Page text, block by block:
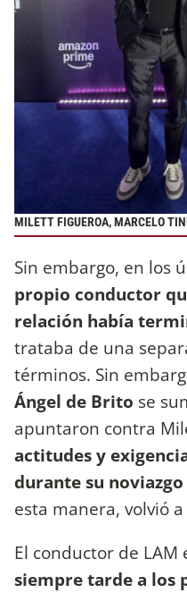
MILETT FIGUEROA, MARCELO
Sin embargo, en los
propio conductor
relación había
trataba de una
términos. Sin
Ángel de Brito se
apuntaron contra
actitudes y
durante su noviazgo
esta manera, volvió
El conductor de LAM
siempre tarde a los